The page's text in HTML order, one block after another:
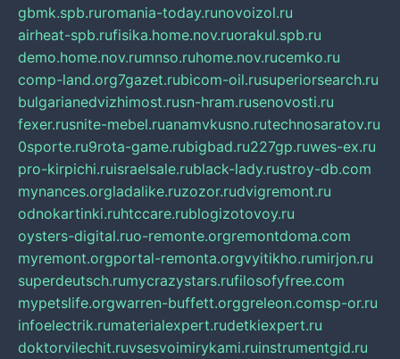
gbmk.spb.ruromania-today.runovoizol.ru
airheat-spb.rufisika.home.nov.ruorakul.spb.ru
demo.home.nov.rumnso.ruhome.nov.rucemko.ru
comp-land.org7gazet.rubicom-oil.rusuperiorsearch.ru
bulgarianedvizhimost.rusn-hram.rusenovosti.ru
fexer.rusnite-mebel.ruanamvkusno.rutechnosaratov.ru
0sporte.ru9rota-game.rubigbad.ru227gp.ruwes-ex.ru
pro-kirpichi.ruisraelsale.rublack-lady.rustroy-db.com
mynances.orgladalike.ruzozor.rudvigremont.ru
odnokartinki.ruhtccare.rublogizotovoy.ru
oysters-digital.ruo-remonte.orgremontdoma.com
myremont.orgportal-remonta.orgvyitikho.rumirjon.ru
superdeutsch.rumycrazystars.rufilosofyfree.com
mypetslife.orgwarren-buffett.orggreleon.comsp-or.ru
infoelectrik.rumaterialexpert.rudetkiexpert.ru
doktorvilechit.ruvsesvoimirykami.ruinstrumentgid.ru